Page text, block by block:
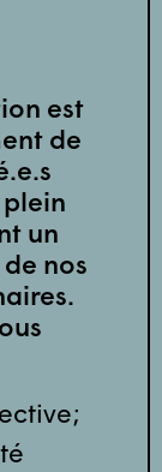
est
de
un
nos